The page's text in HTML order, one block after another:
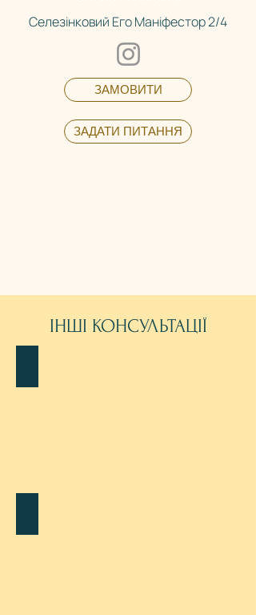
Селезінковий Его Маніфестор 2/4
ЗАМОВИТИ
ЗАДАТИ ПИТАННЯ
ІНШІ КОНСУЛЬТАЦІЇ
УГЛУБЛЕННОЕ
ИНДИВИДУАЛЬНАЯ